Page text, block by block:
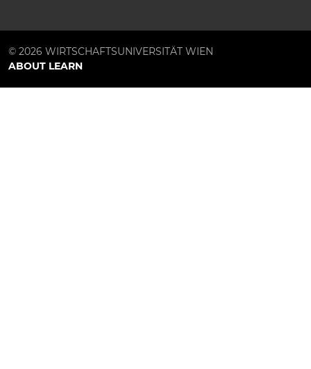
© 2026 WIRTSCHAFTSUNIVERSITÄT WIEN
ABOUT LEARN